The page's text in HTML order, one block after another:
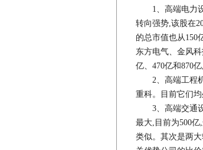
1、高端电力设
转向强势,该股在
的总市值也从150
东方电气、金风
亿、470亿和870
2、高端工程机
重科。目前它们
3、高端交通设
最大,目前为500
类似。其次是两